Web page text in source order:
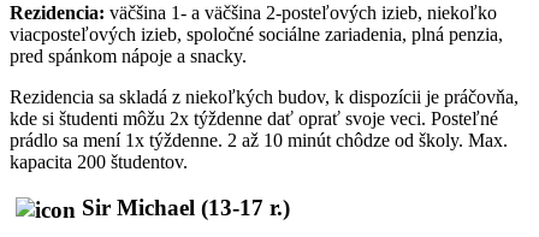
Rezidencia: väčšina 1- a väčšina 2-posteľových izieb, niekoľko
viacposteľových izieb, spoločné sociálne zariadenia, plná penzia,
pred spánkom nápoje a snacky.
Rezidencia sa skladá z niekoľkých budov, k dispozícii je práčovňa,
kde si študenti môžu 2x týždenne dať oprať svoje veci. Posteľné
prádlo sa mení 1x týždenne. 2 až 10 minút chôdze od školy. Max.
kapacita 200 študentov.
Sir Michael (13-17 r.)